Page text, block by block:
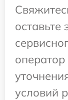
оставьте
условий